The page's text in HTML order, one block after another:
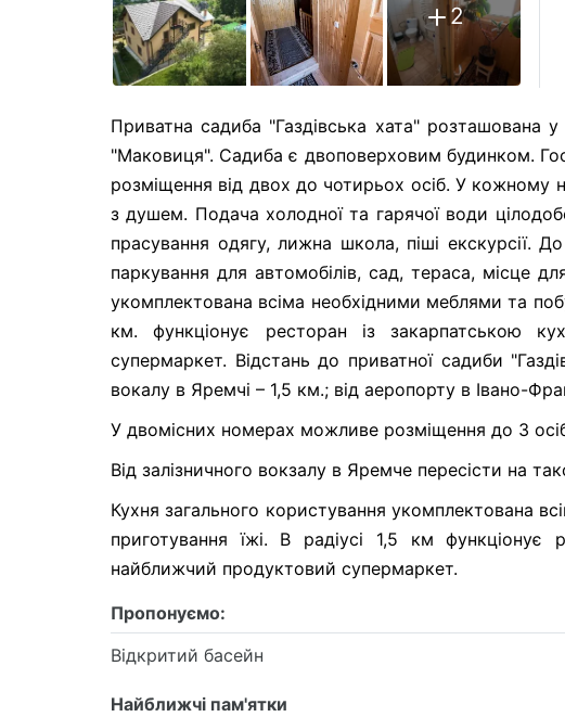
2
Приватна садиба "Газдівська хата" розташована
"Маковиця". Садиба є двоповерховим будинком.
розміщення від двох до чотирьох осіб. У кожному
з душем. Подача холодної та гарячої води
прасування одягу, лижна школа, піші екскурсії.
паркування для автомобілів, сад, тераса, місце
укомплектована всіма необхідними меблями та
км. функціонує ресторан із закарпатською
супермаркет. Відстань до приватної садиби
вокалу в Яремчі – 1,5 км.; від аеропорту в Івано-
У двомісних номерах можливе розміщення до 3
Від залізничного вокзалу в Яремче пересісти на
Кухня загального користування укомплектована
приготування їжі. В радіусі 1,5 км
найближчий продуктовий супермаркет.
Пропонуємо:
Відкритий басейн
Найближчі пам'ятки